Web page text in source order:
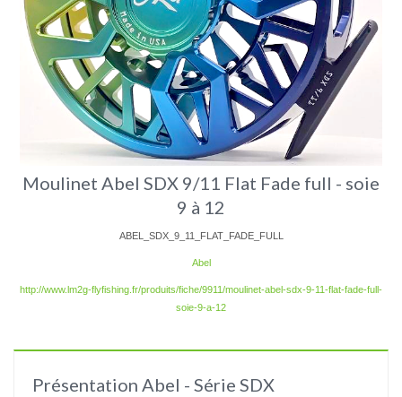
Moulinet Abel SDX 9/11 Flat Fade full - soie
9 à 12
ABEL_SDX_9_11_FLAT_FADE_FULL
Abel
http://www.lm2g-flyfishing.fr/produits/fiche/9911/moulinet-abel-sdx-9-11-flat-fade-full-
soie-9-a-12
Présentation Abel - Série SDX